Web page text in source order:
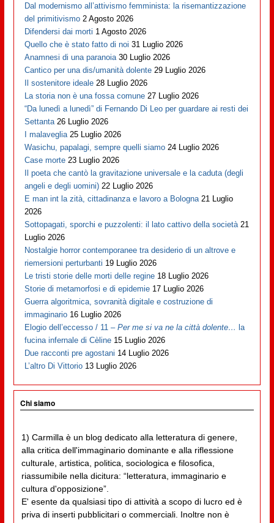
Dal modernismo all’attivismo femminista: la risemantizzazione
del primitivismo 2 Agosto 2026
Difendersi dai morti 1 Agosto 2026
Quello che è stato fatto di noi 31 Luglio 2026
Anamnesi di una paranoia 30 Luglio 2026
Cantico per una dis/umanità dolente 29 Luglio 2026
Il sostenitore ideale 28 Luglio 2026
La storia non è una fossa comune 27 Luglio 2026
“Da lunedì a lunedì” di Fernando Di Leo per guardare ai resti dei
Settanta 26 Luglio 2026
I malaveglia 25 Luglio 2026
Wasichu, papalagi, sempre quelli siamo 24 Luglio 2026
Case morte 23 Luglio 2026
Il poeta che cantò la gravitazione universale e la caduta (degli
angeli e degli uomini) 22 Luglio 2026
E man int la zità, cittadinanza e lavoro a Bologna 21 Luglio
2026
Sottopagati, sporchi e puzzolenti: il lato cattivo della società 21
Luglio 2026
Nostalgie horror contemporanee tra desiderio di un altrove e
riemersioni perturbanti 19 Luglio 2026
Le tristi storie delle morti delle regine 18 Luglio 2026
Storie di metamorfosi e di epidemie 17 Luglio 2026
Guerra algoritmica, sovranità digitale e costruzione di
immaginario 16 Luglio 2026
Elogio dell’eccesso / 11 –Per me si va ne la città dolente… la
fucina infernale di Cèline 15 Luglio 2026
Due racconti pre agostani 14 Luglio 2026
L’altro Di Vittorio 13 Luglio 2026
Chi siamo
1) Carmilla è un blog dedicato alla letteratura di genere,
alla critica dell'immaginario dominante e alla riflessione
culturale, artistica, politica, sociologica e filosofica,
riassumibile nella dicitura: “letteratura, immaginario e
cultura d'opposizione”.
E' esente da qualsiasi tipo di attività a scopo di lucro ed è
priva di inserti pubblicitari o commerciali. Inoltre non è